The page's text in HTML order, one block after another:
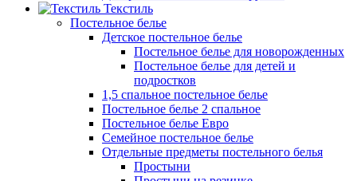
Текстиль
Постельное белье
Детское постельное белье
Постельное белье для новорожденных
Постельное белье для детей и
подростков
1,5 спальное постельное белье
Постельное белье 2 спальное
Постельное белье Евро
Семейное постельное белье
Отдельные предметы постельного белья
Простыни